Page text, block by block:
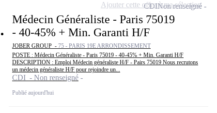
Médecin Généraliste - Paris 75019
- 40-45% + Min. Garanti H/F
JOBER GROUP - 75 - PARIS 19E ARRONDISSEMENT
POSTE : Médecin Généraliste - Paris 75019 - 40-45% + Min. Garanti H/F
DESCRIPTION : Emploi Médecin généraliste H/F - Pairs 75019 Nous recrutons
un médecin généraliste H/F pour rejoindre un...
CDI - Non renseigné
Publié aujourd'hui
CDINon renseigné
Ajouter cette offre à ma sélection